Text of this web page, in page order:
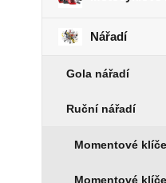
Nářadí
Gola nářadí
Ruční nářadí
Momentové
Momentové